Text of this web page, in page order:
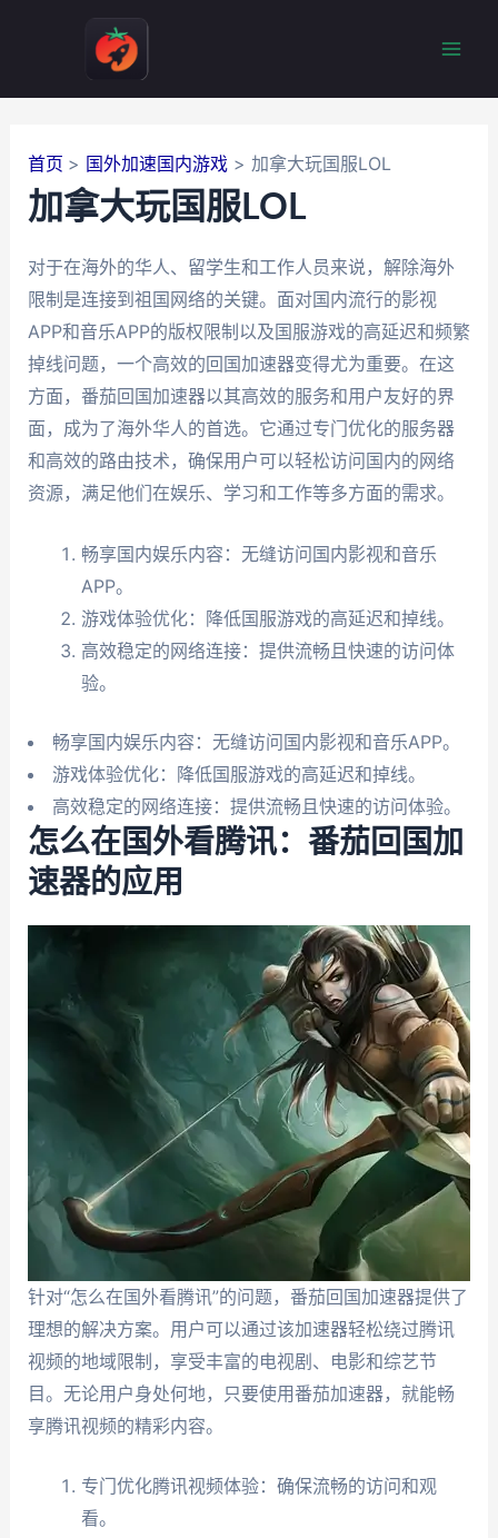
首页 国外加速国内游戏 加拿大玩国服LOL
加拿大玩国服LOL
对于在海外的华人、留学生和工作人员来说，解除海外
限制是连接到祖国网络的关键。面对国内流行的影视
APP和音乐APP的版权限制以及国服游戏的高延迟和频繁
掉线问题，一个高效的回国加速器变得尤为重要。在这
方面，番茄回国加速器以其高效的服务和用户友好的界
面，成为了海外华人的首选。它通过专门优化的服务器
和高效的路由技术，确保用户可以轻松访问国内的网络
资源，满足他们在娱乐、学习和工作等多方面的需求。
畅享国内娱乐内容：无缝访问国内影视和音乐
APP。
游戏体验优化：降低国服游戏的高延迟和掉线。
高效稳定的网络连接：提供流畅且快速的访问体
验。
畅享国内娱乐内容：无缝访问国内影视和音乐APP。
游戏体验优化：降低国服游戏的高延迟和掉线。
高效稳定的网络连接：提供流畅且快速的访问体验。
怎么在国外看腾讯：番茄回国加
速器的应用
针对“怎么在国外看腾讯”的问题，番茄回国加速器提供了
理想的解决方案。用户可以通过该加速器轻松绕过腾讯
视频的地域限制，享受丰富的电视剧、电影和综艺节
目。无论用户身处何地，只要使用番茄加速器，就能畅
享腾讯视频的精彩内容。
专门优化腾讯视频体验：确保流畅的访问和观
看。